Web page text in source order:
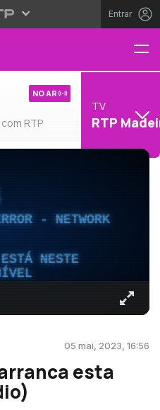
Entrar
RTP
NO AR
TV
RTP
- NETWORK
NESTE
05 mai, 2023, 16:56
esta